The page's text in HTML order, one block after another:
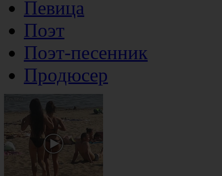
Певица
Поэт
Поэт-песенник
Продюсер